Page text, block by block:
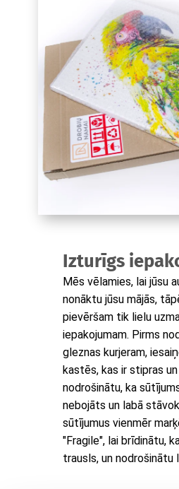
Izturīgs
Mēs vēlamies, lai jūsu
nonāktu jūsu mājās,
pievēršam tik lielu
iepakojumam. Pirms
gleznas kurjeram,
kastēs, kas ir stipras
nodrošinātu, ka
nebojāts un labā
sūtījumus vienmēr
"Fragile", lai brīdinātu,
trausls, un nodrošinātu